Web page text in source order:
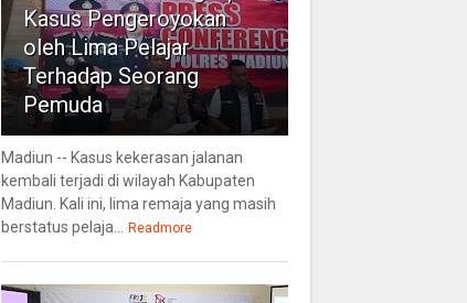
Kasus Pengeroyokan
oleh Lima Pelajar
Terhadap Seorang
Pemuda
Madiun -- Kasus kekerasan jalanan
kembali terjadi di wilayah Kabupaten
Madiun. Kali ini, lima remaja yang masih
berstatus pelaja...
Readmore